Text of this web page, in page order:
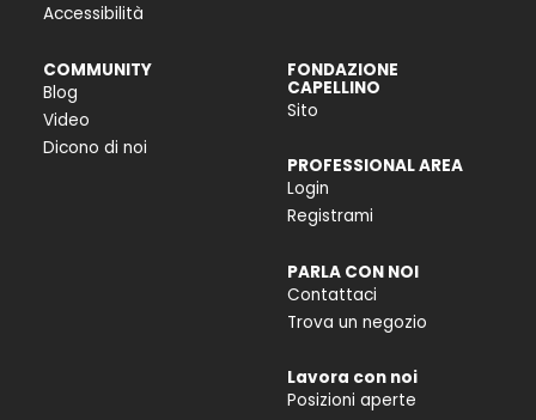
Accessibilità
COMMUNITY
Blog
Video
Dicono di noi
FONDAZIONE
CAPELLINO
Sito
PROFESSIONAL AREA
Login
Registrami
PARLA CON NOI
Contattaci
Trova un negozio
Lavora con noi
Posizioni aperte